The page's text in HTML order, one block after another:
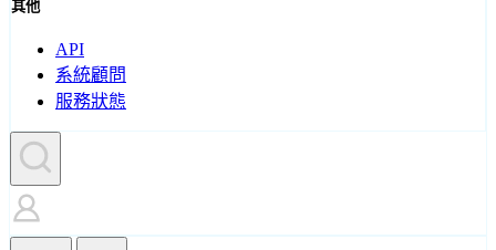
其他
API
系統顧問
服務狀態